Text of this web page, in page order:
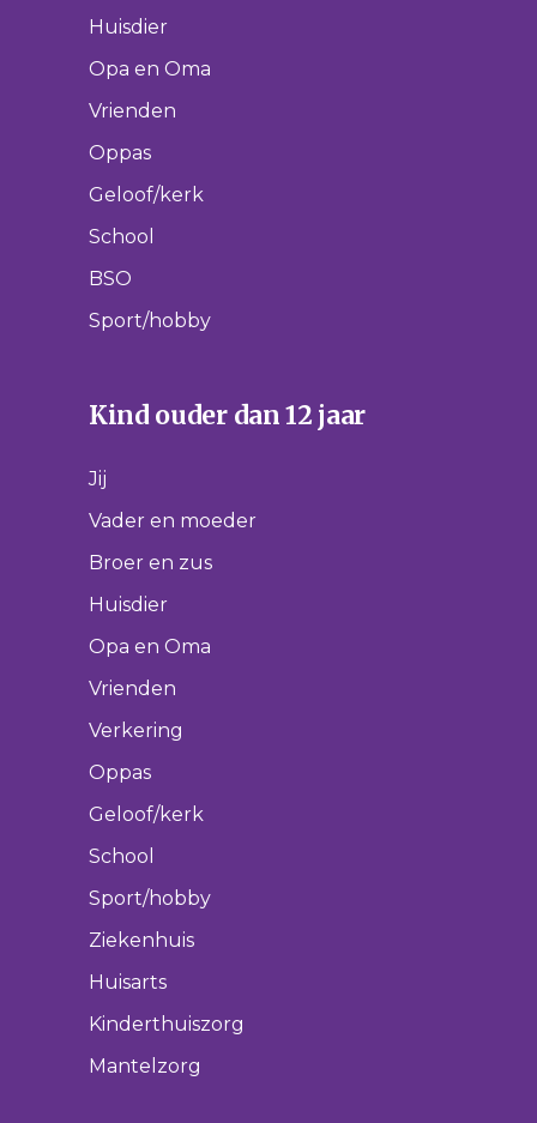
Huisdier
Opa en Oma
Vrienden
Oppas
Geloof/kerk
School
BSO
Sport/hobby
Kind ouder dan 12 jaar
Jij
Vader en moeder
Broer en zus
Huisdier
Opa en Oma
Vrienden
Verkering
Oppas
Geloof/kerk
School
Sport/hobby
Ziekenhuis
Huisarts
Kinderthuiszorg
Mantelzorg